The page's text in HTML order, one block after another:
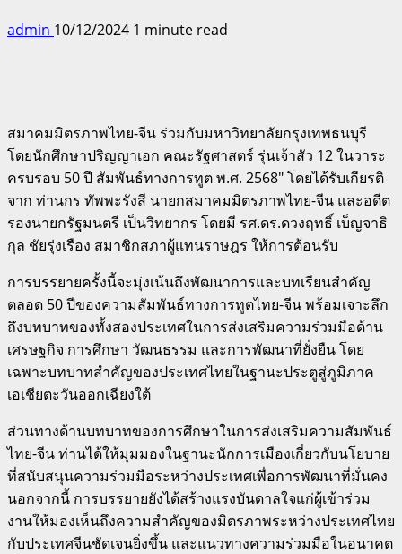
admin 10/12/2024 1 minute read
สมาคมมิตรภาพไทย-จีน ร่วมกับมหาวิทยาลัยกรุงเทพธนบุรี
โดยนักศึกษาปริญญาเอก คณะรัฐศาสตร์ รุ่นเจ้าสัว 12 ในวาระ
ครบรอบ 50 ปี สัมพันธ์ทางการทูต พ.ศ. 2568″ โดยได้รับเกียรติ
จาก ท่านกร ทัพพะรังสี นายกสมาคมมิตรภาพไทย-จีน และอดีต
รองนายกรัฐมนตรี เป็นวิทยากร โดยมี รศ.ดร.ดวงฤทธิ์ เบ็ญจาธิ
กุล ชัยรุ่งเรือง สมาชิกสภาผู้แทนราษฎร ให้การต้อนรับ
การบรรยายครั้งนี้จะมุ่งเน้นถึงพัฒนาการและบทเรียนสำคัญ
ตลอด 50 ปีของความสัมพันธ์ทางการทูตไทย-จีน พร้อมเจาะลึก
ถึงบทบาทของทั้งสองประเทศในการส่งเสริมความร่วมมือด้าน
เศรษฐกิจ การศึกษา วัฒนธรรม และการพัฒนาที่ยั่งยืน โดย
เฉพาะบทบาทสำคัญของประเทศไทยในฐานะประตูสู่ภูมิภาค
เอเชียตะวันออกเฉียงใต้
ส่วนทางด้านบทบาทของการศึกษาในการส่งเสริมความสัมพันธ์
ไทย-จีน ท่านได้ให้มุมมองในฐานะนักการเมืองเกี่ยวกับนโยบาย
ที่สนับสนุนความร่วมมือระหว่างประเทศเพื่อการพัฒนาที่มั่นคง
นอกจากนี้ การบรรยายยังได้สร้างแรงบันดาลใจแก่ผู้เข้าร่วม
งานให้มองเห็นถึงความสำคัญของมิตรภาพระหว่างประเทศไทย
กับประเทศจีนชัดเจนยิ่งขึ้น และแนวทางความร่วมมือในอนาคต